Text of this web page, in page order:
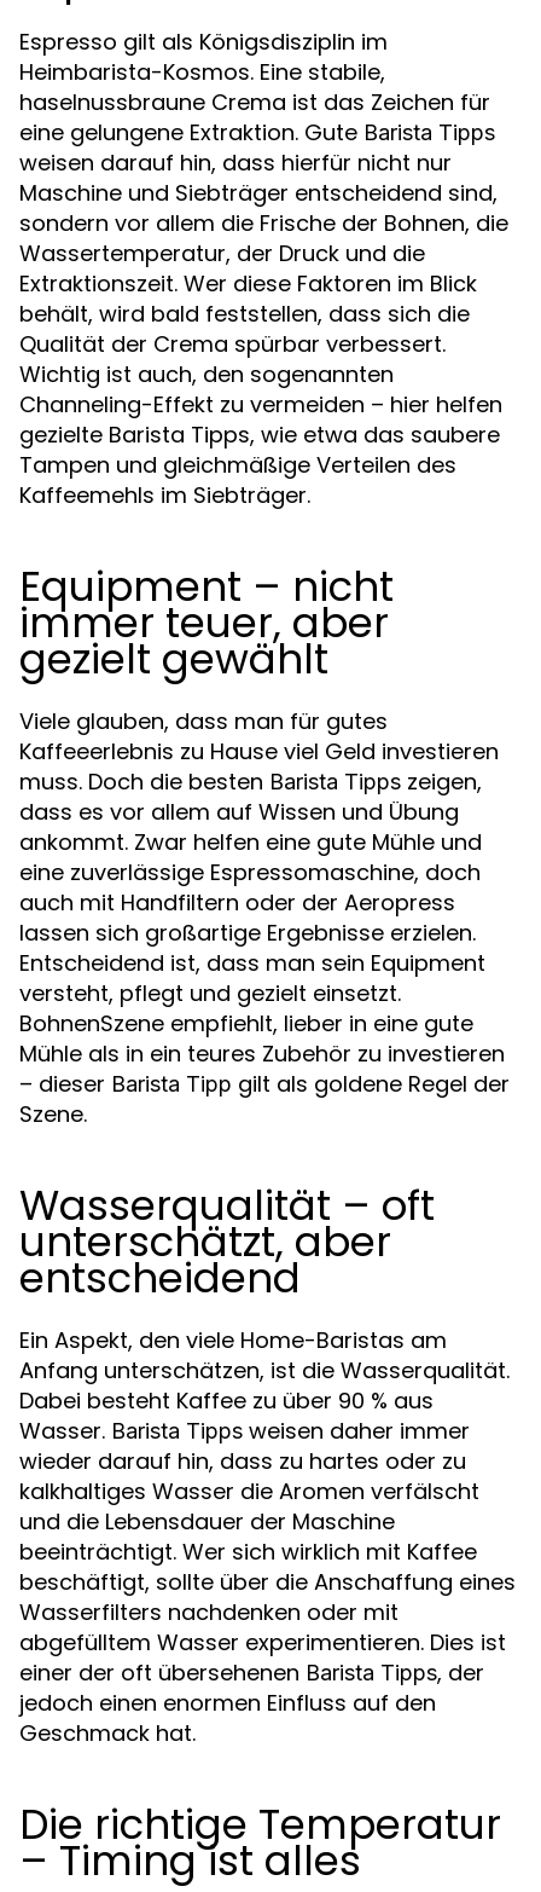
Espresso gilt als Königsdisziplin im
Heimbarista-Kosmos. Eine stabile,
haselnussbraune Crema ist das Zeichen für
eine gelungene Extraktion. Gute Barista Tipps
weisen darauf hin, dass hierfür nicht nur
Maschine und Siebträger entscheidend sind,
sondern vor allem die Frische der Bohnen, die
Wassertemperatur, der Druck und die
Extraktionszeit. Wer diese Faktoren im Blick
behält, wird bald feststellen, dass sich die
Qualität der Crema spürbar verbessert.
Wichtig ist auch, den sogenannten
Channeling-Effekt zu vermeiden – hier helfen
gezielte Barista Tipps, wie etwa das saubere
Tampen und gleichmäßige Verteilen des
Kaffeemehls im Siebträger.
Equipment – nicht
immer teuer, aber
gezielt gewählt
Viele glauben, dass man für gutes
Kaffeeerlebnis zu Hause viel Geld investieren
muss. Doch die besten Barista Tipps zeigen,
dass es vor allem auf Wissen und Übung
ankommt. Zwar helfen eine gute Mühle und
eine zuverlässige Espressomaschine, doch
auch mit Handfiltern oder der Aeropress
lassen sich großartige Ergebnisse erzielen.
Entscheidend ist, dass man sein Equipment
versteht, pflegt und gezielt einsetzt.
BohnenSzene empfiehlt, lieber in eine gute
Mühle als in ein teures Zubehör zu investieren
– dieser Barista Tipp gilt als goldene Regel der
Szene.
Wasserqualität – oft
unterschätzt, aber
entscheidend
Ein Aspekt, den viele Home-Baristas am
Anfang unterschätzen, ist die Wasserqualität.
Dabei besteht Kaffee zu über 90 % aus
Wasser. Barista Tipps weisen daher immer
wieder darauf hin, dass zu hartes oder zu
kalkhaltiges Wasser die Aromen verfälscht
und die Lebensdauer der Maschine
beeinträchtigt. Wer sich wirklich mit Kaffee
beschäftigt, sollte über die Anschaffung eines
Wasserfilters nachdenken oder mit
abgefülltem Wasser experimentieren. Dies ist
einer der oft übersehenen Barista Tipps, der
jedoch einen enormen Einfluss auf den
Geschmack hat.
Die richtige Temperatur
– Timing ist alles